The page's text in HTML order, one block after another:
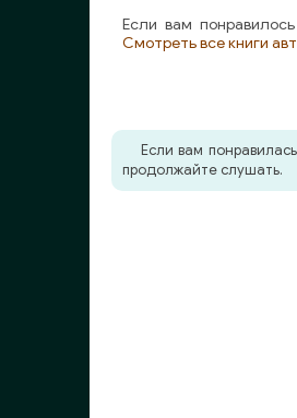
Если вам
Смотреть все книги
Если вам
продолжайте слушать.